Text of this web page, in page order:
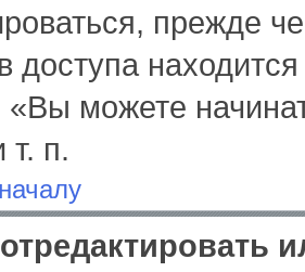
прежде
доступа
можете
т. п.